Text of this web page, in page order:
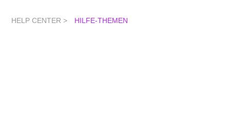
HELP CENTER > HILFE-THEMEN